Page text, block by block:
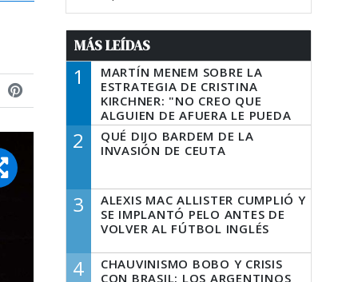
MÁS LEÍDAS
1
MARTÍN MENEM SOBRE LA
ESTRATEGIA DE CRISTINA
KIRCHNER: "NO CREO QUE
ALGUIEN DE AFUERA LE PUEDA
DECIR A LA JUSTICIA LO QUE
TIENE QUE HACER"
2
QUÉ DIJO BARDEM DE LA
INVASIÓN DE CEUTA
3
ALEXIS MAC ALLISTER CUMPLIÓ Y
SE IMPLANTÓ PELO ANTES DE
VOLVER AL FÚTBOL INGLÉS
4
CHAUVINISMO BOBO Y CRISIS
CON BRASIL: LOS ARGENTINOS